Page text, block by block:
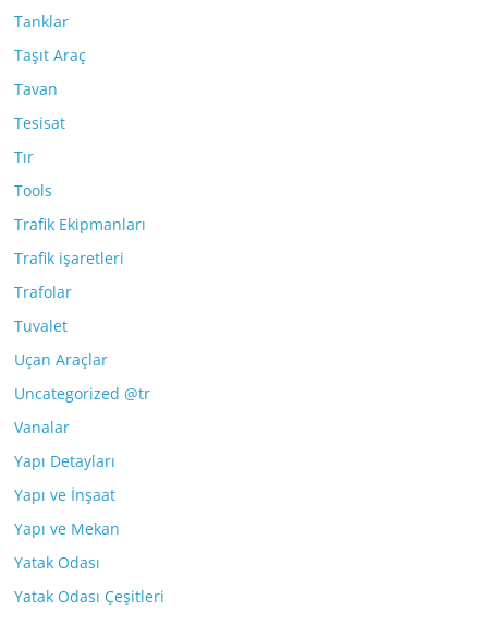
Tanklar
Taşıt Araç
Tavan
Tesisat
Tır
Tools
Trafik Ekipmanları
Trafik işaretleri
Trafolar
Tuvalet
Uçan Araçlar
Uncategorized @tr
Vanalar
Yapı Detayları
Yapı ve İnşaat
Yapı ve Mekan
Yatak Odası
Yatak Odası Çeşitleri